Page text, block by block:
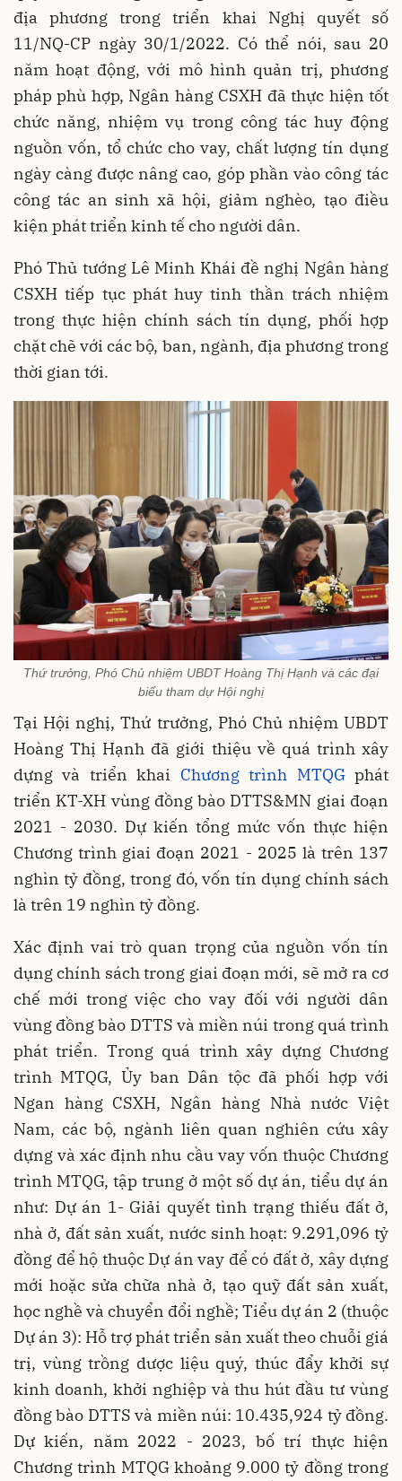
địa phương trong triển khai Nghị quyết số
11/NQ-CP ngày 30/1/2022. Có thể nói, sau 20
năm hoạt động, với mô hình quản trị, phương
pháp phù hợp, Ngân hàng CSXH đã thực hiện tốt
chức năng, nhiệm vụ trong công tác huy động
nguồn vốn, tổ chức cho vay, chất lượng tín dụng
ngày càng được nâng cao, góp phần vào công tác
công tác an sinh xã hội, giảm nghèo, tạo điều
kiện phát triển kinh tế cho người dân.
Phó Thủ tướng Lê Minh Khái đề nghị Ngân hàng
CSXH tiếp tục phát huy tinh thần trách nhiệm
trong thực hiện chính sách tín dụng, phối hợp
chặt chẽ với các bộ, ban, ngành, địa phương trong
thời gian tới.
Thứ trưởng, Phó Chủ nhiệm UBDT Hoàng Thị Hạnh và các đại
biểu tham dự Hội nghị
Tại Hội nghị, Thứ trưởng, Phó Chủ nhiệm UBDT
Hoàng Thị Hạnh đã giới thiệu về quá trình xây
dựng và triển khai Chương trình MTQGphát
triển KT-XH vùng đồng bào DTTS&MN giai đoạn
2021 - 2030. Dự kiến tổng mức vốn thực hiện
Chương trình giai đoạn 2021 - 2025 là trên 137
nghìn tỷ đồng, trong đó, vốn tín dụng chính sách
là trên 19 nghìn tỷ đồng.
Xác định vai trò quan trọng của nguồn vốn tín
dụng chính sách trong giai đoạn mới, sẽ mở ra cơ
chế mới trong việc cho vay đối với người dân
vùng đồng bào DTTS và miền núi trong quá trình
phát triển. Trong quá trình xây dựng Chương
trình MTQG, Ủy ban Dân tộc đã phối hợp với
Ngan hàng CSXH, Ngân hàng Nhà nước Việt
Nam, các bộ, ngành liên quan nghiên cứu xây
dựng và xác định nhu cầu vay vốn thuộc Chương
trình MTQG, tập trung ở một số dự án, tiểu dự án
như: Dự án 1- Giải quyết tình trạng thiếu đất ở,
nhà ở, đất sản xuất, nước sinh hoạt: 9.291,096 tỷ
đồng để hộ thuộc Dự án vay để có đất ở, xây dựng
mới hoặc sửa chữa nhà ở, tạo quỹ đất sản xuất,
học nghề và chuyển đổi nghề; Tiểu dự án 2 (thuộc
Dự án 3): Hỗ trợ phát triển sản xuất theo chuỗi giá
trị, vùng trồng dược liệu quý, thúc đẩy khởi sự
kinh doanh, khởi nghiệp và thu hút đầu tư vùng
đồng bào DTTS và miền núi: 10.435,924 tỷ đồng.
Dự kiến, năm 2022 - 2023, bố trí thực hiện
Chương trình MTQG khoảng 9.000 tỷ đồng trong